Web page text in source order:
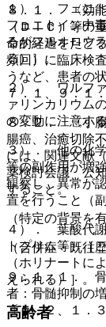
１）． フェニ
フェニトイン中
るがフルオロウ
る）］。
２）． ワルフ
ァリンカリウム
の変動に注意す
３）． 他の化
等の副作用が増
観察し、異常が
置を行うこと（
４）． 葉酸代
トプリム等）［
（ホリナートに
えられる）］。
高齢者
８．１． 〈効
（ＤＩＣ）等の
命的経過をたど
頻回）に臨床検
うなど、患者の
７．１、９．１
８．２． 〈小腸
腸癌、治癒切除
には、関連文献
薬検討会議 公知
すること。
（特定の背景を
（合併症・既往
９．１．１．
者：骨髄抑制の
〔１．２、１．